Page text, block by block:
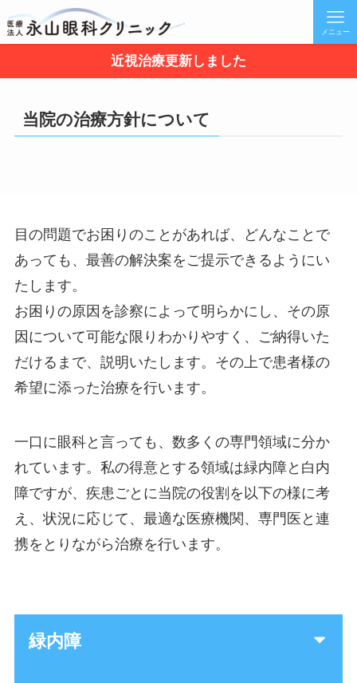
メニュー
近視治療更新しました
当院の治療方針について
目の問題でお困りのことがあれば、どんなことで
あっても、最善の解決案をご提示できるようにい
たします。
お困りの原因を診察によって明らかにし、その原
因について可能な限りわかりやすく、ご納得いた
だけるまで、説明いたします。その上で患者様の
希望に添った治療を行います。
一口に眼科と言っても、数多くの専門領域に分か
れています。私の得意とする領域は緑内障と白内
障ですが、疾患ごとに当院の役割を以下の様に考
え、状況に応じて、最適な医療機関、専門医と連
携をとりながら治療を行います。
緑内障